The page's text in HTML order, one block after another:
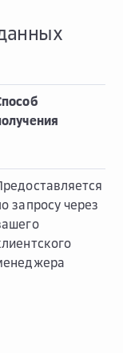
запросу через